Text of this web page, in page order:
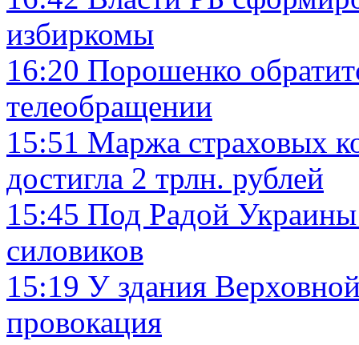
избиркомы
16:20 Порошенко
телеобращении
15:51 Маржа страховых
достигла 2 трлн. рублей
15:45 Под Радой Украины
силовиков
15:19 У здания
провокация